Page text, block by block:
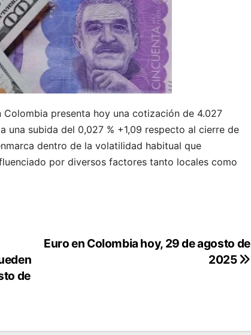
presenta hoy una cotización de 4.027
una subida del 0,027 % +1,09 respecto al cierre de
dentro de la volatilidad habitual que
por diversos factores tanto locales como
Euro en Colombia hoy, 29 de agosto de
2025
de